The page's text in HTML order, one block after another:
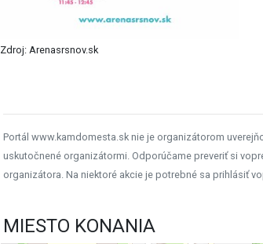
Zdroj: Arenasrsnov.sk
Portál www.kamdomesta.sk nie je organizátorom
uskutočnené organizátormi. Odporúčame preveriť si
organizátora. Na niektoré akcie je potrebné sa prihlásiť
MIESTO KONANIA